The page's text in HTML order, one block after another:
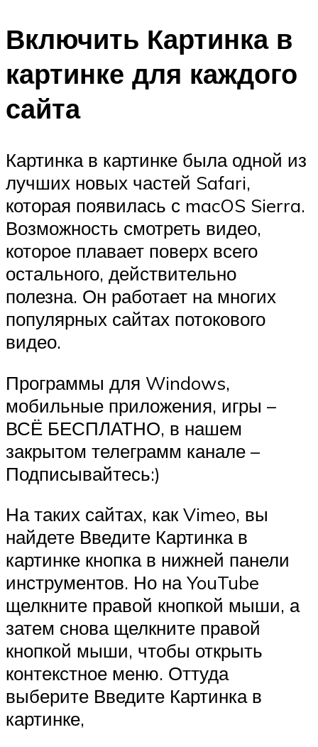
Включить Картинка в
картинке для каждого
сайта
Картинка в картинке была одной из
лучших новых частей Safari,
которая появилась с macOS Sierra.
Возможность смотреть видео,
которое плавает поверх всего
остального, действительно
полезна. Он работает на многих
популярных сайтах потокового
видео.
Программы для Windows,
мобильные приложения, игры –
ВСЁ БЕСПЛАТНО, в нашем
закрытом телеграмм канале –
Подписывайтесь:)
На таких сайтах, как Vimeo, вы
найдете Введите Картинка в
картинке кнопка в нижней панели
инструментов. Но на YouTube
щелкните правой кнопкой мыши, а
затем снова щелкните правой
кнопкой мыши, чтобы открыть
контекстное меню. Оттуда
выберите Введите Картинка в
картинке,